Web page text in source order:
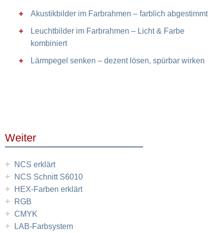
Akustikbilder im Farbrahmen – farblich abgestimmt
Leuchtbilder im Farbrahmen – Licht & Farbe
kombiniert
Lärmpegel senken – dezent lösen, spürbar wirken
Weiter
+ NCS erklärt
+ NCS Schnitt S6010
+ HEX-Farben erklärt
+ RGB
+ CMYK
+ LAB-Farbsystem